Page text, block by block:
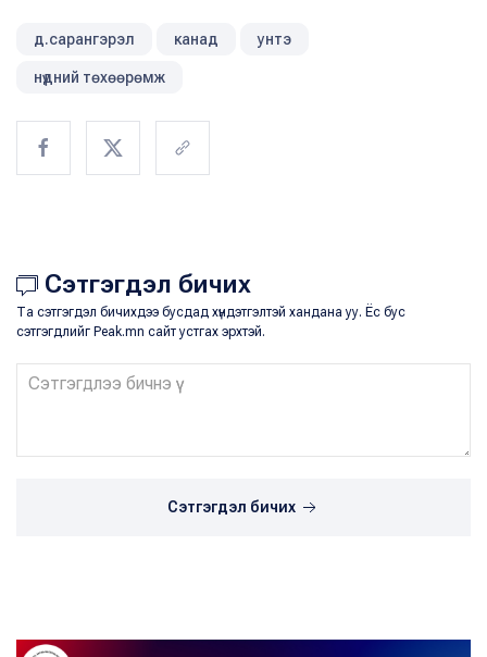
д.сарангэрэл канад унтэ
нүдний төхөөрөмж
Сэтгэгдэл бичих
Та сэтгэгдэл бичихдээ бусдад хүндэтгэлтэй хандана уу. Ёс бус
сэтгэгдлийг Peak.mn сайт устгах эрхтэй.
Сэтгэгдэл бичих